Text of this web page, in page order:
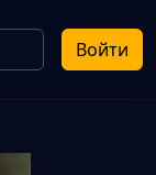
Войти